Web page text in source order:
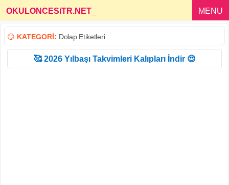
OKULONCESiTR.NET MENU
😏 KATEGORİ: Dolap Etiketleri
🥰 2026 Yılbaşı Takvimleri Kalıpları İndir 😍